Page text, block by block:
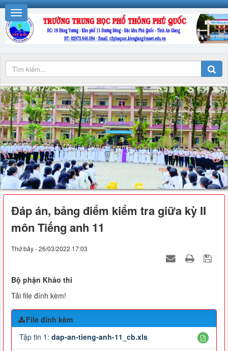
Đáp án, bảng điểm kiểm tra giữa kỳ II
môn Tiếng anh 11
Thứ bảy - 26/03/2022 17:03
Bộ phận Khảo thí
Tải file đính kèm!
File đính kèm
Tập tin 1: dap-an-tieng-anh-11_cb.xls